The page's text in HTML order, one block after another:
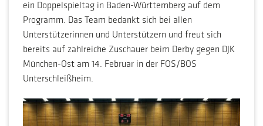
ein Doppelspieltag in Baden-Württemberg auf dem
Programm. Das Team bedankt sich bei allen
Unterstützerinnen und Unterstützern und freut sich
bereits auf zahlreiche Zuschauer beim Derby gegen DJK
München-Ost am 14. Februar in der FOS/BOS
Unterschleißheim.